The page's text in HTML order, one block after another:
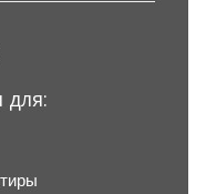
для: